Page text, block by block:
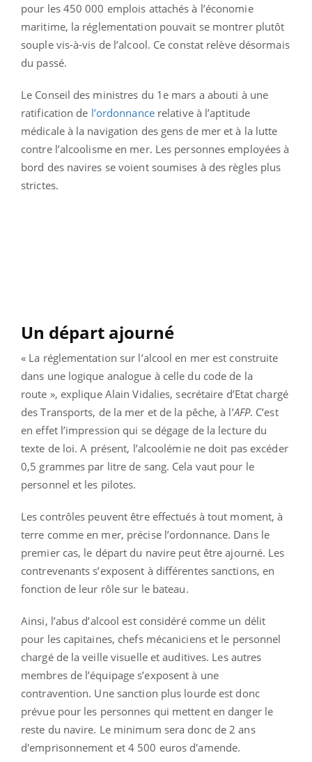
pour les 450 000 emplois attachés à l’économie
maritime, la réglementation pouvait se montrer plutôt
souple vis-à-vis de l’alcool. Ce constat relève désormais
du passé.
Le Conseil des ministres du 1e mars a abouti à une
ratification de l’ordonnancerelative à l’aptitude
médicale à la navigation des gens de mer et à la lutte
contre l’alcoolisme en mer. Les personnes employées à
bord des navires se voient soumises à des règles plus
strictes.
Un départ ajourné
« La réglementation sur l’alcool en mer est construite
dans une logique analogue à celle du code de la
route », explique Alain Vidalies, secrétaire d’Etat chargé
des Transports, de la mer et de la pêche, à l’AFP. C’est
en effet l’impression qui se dégage de la lecture du
texte de loi. A présent, l’alcoolémie ne doit pas excéder
0,5 grammes par litre de sang. Cela vaut pour le
personnel et les pilotes.
Les contrôles peuvent être effectués à tout moment, à
terre comme en mer, précise l’ordonnance. Dans le
premier cas, le départ du navire peut être ajourné. Les
contrevenants s’exposent à différentes sanctions, en
fonction de leur rôle sur le bateau.
Ainsi, l’abus d’alcool est considéré comme un délit
pour les capitaines, chefs mécaniciens et le personnel
chargé de la veille visuelle et auditives. Les autres
membres de l’équipage s’exposent à une
contravention. Une sanction plus lourde est donc
prévue pour les personnes qui mettent en danger le
reste du navire. Le minimum sera donc de 2 ans
d'emprisonnement et 4 500 euros d'amende.